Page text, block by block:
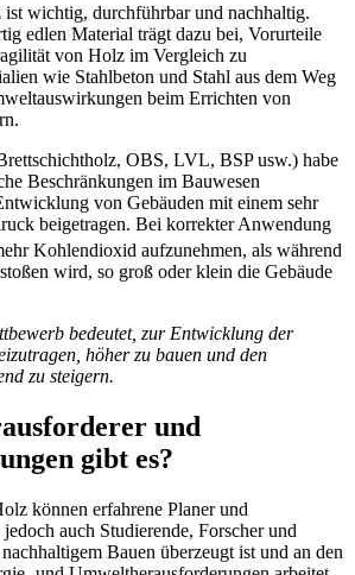
wichtig, durchführbar und nachhaltig.
edlen Material trägt dazu bei, Vorurteile
von Holz im Vergleich zu
wie Stahlbeton und Stahl aus dem Weg
beim Errichten von
OBS, LVL, BSP usw.) habe
Beschränkungen im Bauwesen
von Gebäuden mit einem sehr
beigetragen. Bei korrekter Anwendung
Kohlendioxid aufzunehmen, als während
wird, so groß oder klein die Gebäude
bedeutet, zur Entwicklung der
höher zu bauen und den
zu steigern.
und
gibt es?
können erfahrene Planer und
auch Studierende, Forscher und
Bauen überzeugt ist und an den